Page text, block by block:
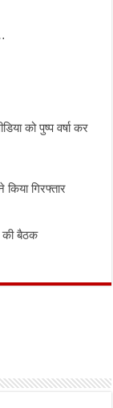
को पुष्प वर्षा कर
किया गिरफ्तार
की बैठक